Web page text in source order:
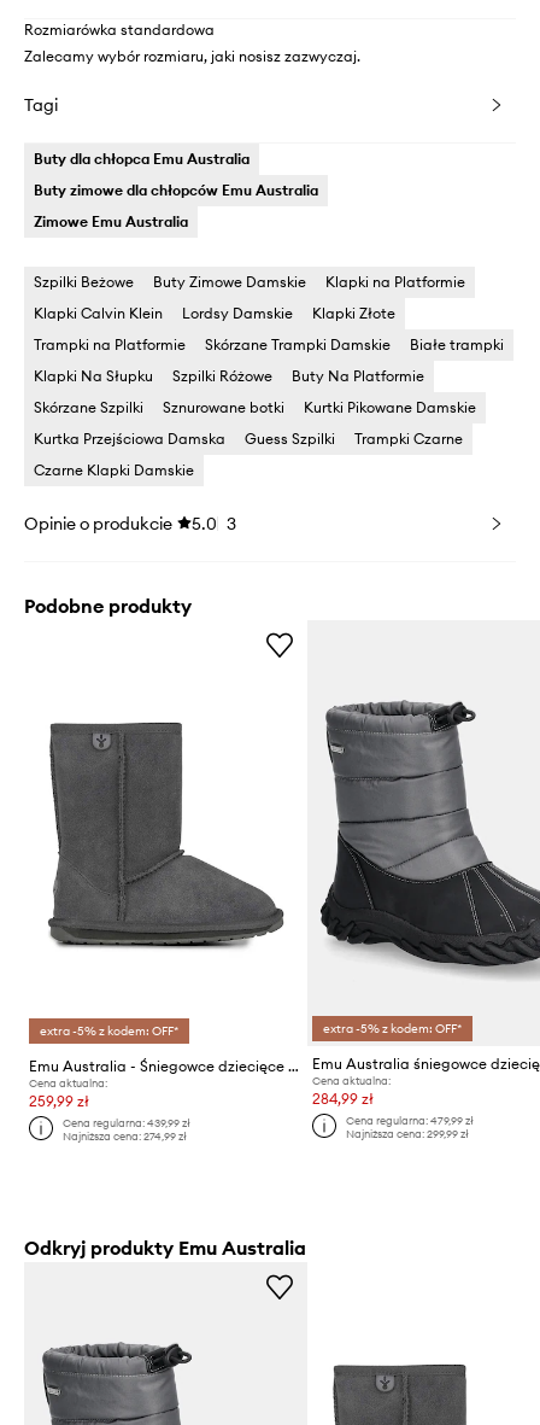
Rozmiarówka standardowa
Zalecamy wybór rozmiaru, jaki nosisz zazwyczaj.
Tagi
Buty dla chłopca Emu Australia
Buty zimowe dla chłopców Emu Australia
Zimowe Emu Australia
Szpilki Beżowe Buty Zimowe Damskie
Klapki na Platformie
Klapki Calvin Klein
Lordsy Damskie
Klapki Złote
Trampki na Platformie
Skórzane Trampki Damskie
Białe trampki
Klapki Na Słupku
Szpilki Różowe
Buty Na Platformie
Skórzane Szpilki
Sznurowane botki
Kurtki Pikowane Damskie
Kurtka Przejściowa Damska
Guess Szpilki
Trampki Czarne
Czarne Klapki Damskie
Opinie o produkcie 5.0 3
Podobne produkty
extra -5% z kodem: OFF*
Emu Australia - Śniegowce dziecięce Wallaby Lo
Cena aktualna:
259,99 zł
Cena regularna:439,99 zł
Najniższa cena:274,99 zł
extra -5% z kodem: OFF*
Cena aktualna:
284,99 zł
Cena regularna: 479,99 zł
Najniższa cena: 299,99 zł
Odkryj produkty Emu Australia